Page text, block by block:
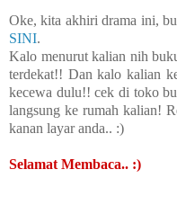
Oke, kita akhiri drama ini,
SINI.
Kalo menurut kalian nih
terdekat!! Dan kalo kalian
kecewa dulu!! cek di toko
langsung ke rumah kalian!
kanan layar anda.. :)
Selamat Membaca.. :)